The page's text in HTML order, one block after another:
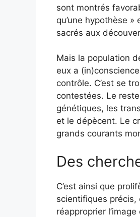
sont montrés
qu’une hypothèse
sacrés aux
Mais la population
eux a
contrôle. C’est se
contestées. Le
génétiques, les
et le dépècent. Le
grands courants
Des
C’est ainsi que
scientifiques précis,
réapproprier